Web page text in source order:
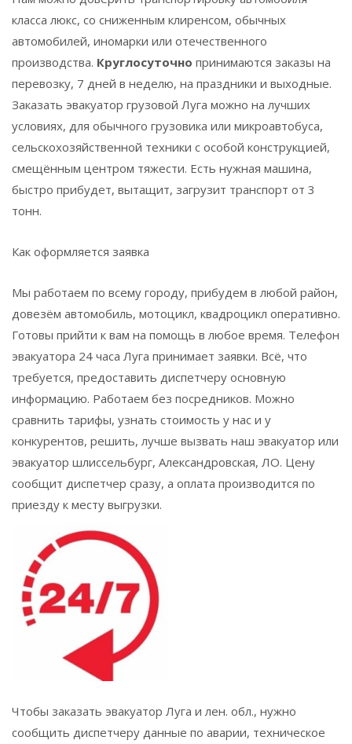
класса люкс, со сниженным клиренсом, обычных
автомобилей, иномарки или отечественного
производства. Круглосуточно принимаются заказы на
перевозку, 7 дней в неделю, на праздники и выходные.
Заказать эвакуатор грузовой Луга можно на лучших
условиях, для обычного грузовика или микроавтобуса,
сельскохозяйственной техники с особой конструкцией,
смещённым центром тяжести. Есть нужная машина,
быстро прибудет, вытащит, загрузит транспорт от 3
тонн.
Как оформляется заявка
Мы работаем по всему городу, прибудем в любой район,
довезём автомобиль, мотоцикл, квадроцикл оперативно.
Готовы прийти к вам на помощь в любое время. Телефон
эвакуатора 24 часа Луга принимает заявки. Всё, что
требуется, предоставить диспетчеру основную
информацию. Работаем без посредников. Можно
сравнить тарифы, узнать стоимость у нас и у
конкурентов, решить, лучше вызвать наш эвакуатор или
эвакуатор шлиссельбург, Александровская, ЛО. Цену
сообщит диспетчер сразу, а оплата производится по
приезду к месту выгрузки.
Чтобы заказать эвакуатор Луга и лен. обл., нужно
сообщить диспетчеру данные по аварии, техническое